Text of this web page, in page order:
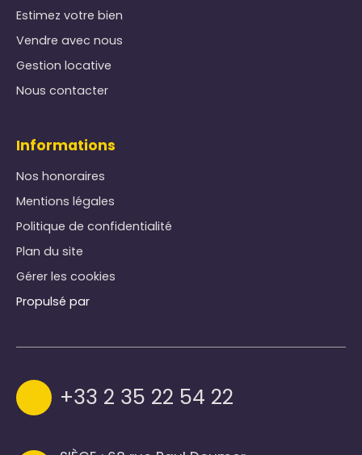
Estimez votre bien
Vendre avec nous
Gestion locative
Nous contacter
Informations
Nos honoraires
Mentions légales
Politique de confidentialité
Plan du site
Gérer les cookies
Propulsé par
+33 2 35 22 54 22